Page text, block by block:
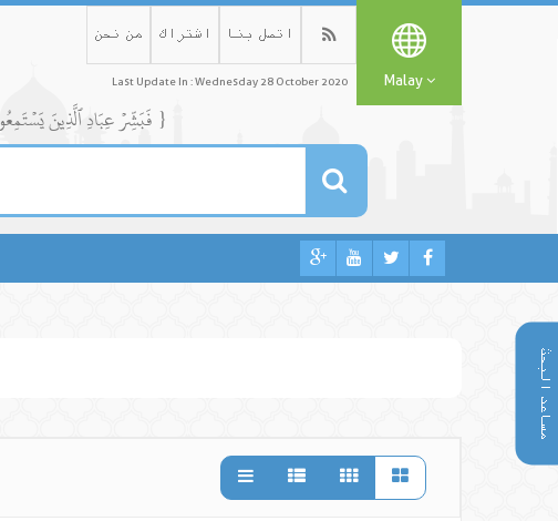
مساعد البحث
من نحن اشتراك اتصل بنا
Last Update In : Wednesday 28 October 2020 Malay
{ فَبَشِّرۡ عِبَادِ ٱلَّذِينَ يَسۡتَمِعُونَ ٱلۡقَوۡلَ فَيَتَّبِعُونَ أَحۡسَنَهُۥٓۚ أُوْلَٰٓئِكَ ٱلَّذِينَ هَدَىٰهُمُ ٱللَّهُۖ وَأُوْلَٰٓئِكَ هُمۡ أُوْلُواْ ٱلۡأَلۡبَٰبِ }